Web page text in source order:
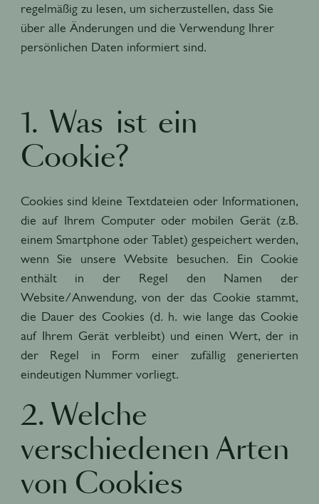
regelmäßig zu lesen, um sicherzustellen, dass Sie
über alle Änderungen und die Verwendung Ihrer
persönlichen Daten informiert sind.
1. Was ist ein
Cookie?
Cookies sind kleine Textdateien oder Informationen,
die auf Ihrem Computer oder mobilen Gerät (z.B.
einem Smartphone oder Tablet) gespeichert werden,
wenn Sie unsere Website besuchen. Ein Cookie
enthält in der Regel den Namen der
Website/Anwendung, von der das Cookie stammt,
die Dauer des Cookies (d. h. wie lange das Cookie
auf Ihrem Gerät verbleibt) und einen Wert, der in
der Regel in Form einer zufällig generierten
eindeutigen Nummer vorliegt.
2. Welche
verschiedenen Arten
von Cookies